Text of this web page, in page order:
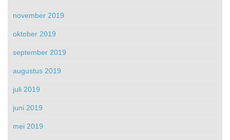
november 2019
oktober 2019
september 2019
augustus 2019
juli 2019
juni 2019
mei 2019